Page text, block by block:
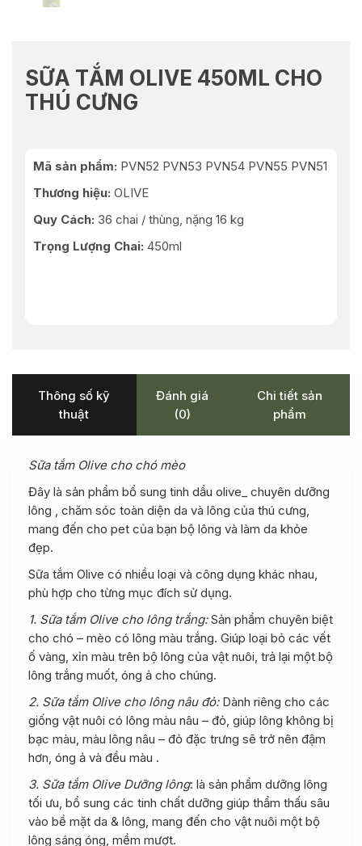
SỮA TẮM OLIVE 450ML CHO
THÚ CƯNG
Mã sản phẩm: PVN52 PVN53 PVN54 PVN55 PVN51
Thương hiệu: OLIVE
Quy Cách: 36 chai / thùng, nặng 16 kg
Trọng Lượng Chai: 450ml
Thông số kỹ
thuật
Đánh giá
(0)
Chi tiết sản
phẩm
Sữa tắm Olive cho chó mèo
Đây là sản phẩm bổ sung tinh dầu olive_ chuyên dưỡng
lông , chăm sóc toàn diện da và lông của thú cưng,
mang đến cho pet của bạn bộ lông và làm da khỏe
đẹp.
Sữa tắm Olive có nhiều loại và công dụng khác nhau,
phù hợp cho từng mục đích sử dụng.
1. Sữa tắm Olive cho lông trắng:Sản phẩm chuyên biệt
cho chó – mèo có lông màu trắng. Giúp loại bỏ các vết
ố vàng, xỉn màu trên bộ lông của vật nuôi, trả lại một bộ
lông trắng muốt, óng ả cho chúng.
2. Sữa tắm Olive cho lông nâu đỏ:Dành riêng cho các
giống vật nuôi có lông màu nâu – đỏ, giúp lông không bị
bạc màu, màu lông nâu – đỏ đặc trưng sẽ trở nên đậm
hơn, óng ả và đều màu .
3. Sữa tắm Olive Dưỡng lông: là sản phẩm dưỡng lông
tối ưu, bổ sung các tinh chất dưỡng giúp thẩm thấu sâu
vào bề mặt da & lông, mang đến cho vật nuôi một bộ
lông sáng óng, mềm mượt.